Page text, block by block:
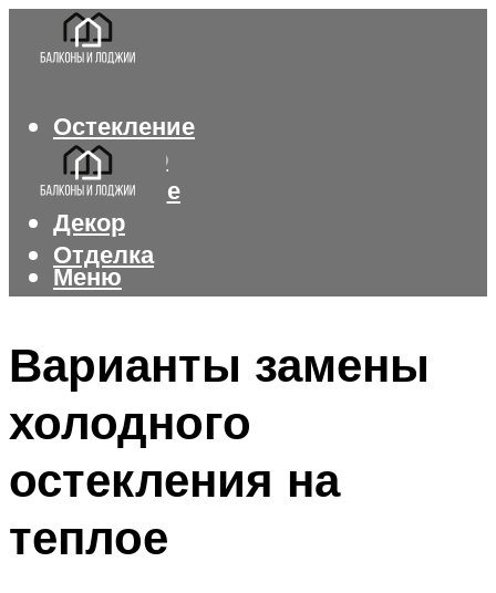
Остекление
Интерьер
Утепление
Декор
Отделка
Меню
Варианты замены
холодного
остекления на
теплое